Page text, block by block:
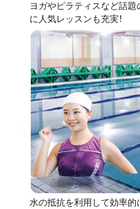
ヨガやピラティスなど話題
に人気レッスンも充実！
水の抵抗を利用して効率的